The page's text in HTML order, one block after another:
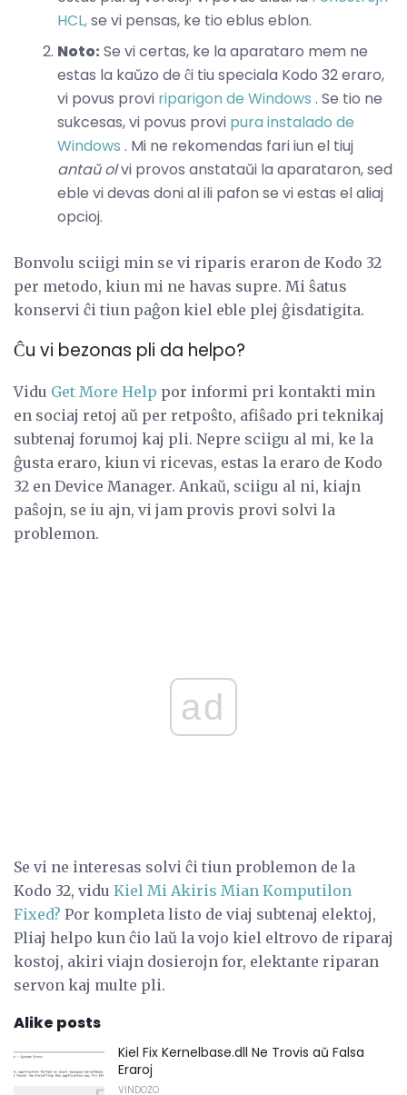
HCL,se vi pensas, ke tio eblus eblon.
Noto: Se vi certas, ke la aparataro mem ne
estas la kaŭzo de ĉi tiu speciala Kodo 32 eraro,
vi povus provi riparigon de Windows . Se tio ne
sukcesas, vi povus provi pura instalado de
Windows . Mi ne rekomendas fari iun el tiuj
antaŭ olvi provos anstataŭi la aparataron, sed
eble vi devas doni al ili pafon se vi estas el aliaj
opcioj.
Bonvolu sciigi min se vi riparis eraron de Kodo 32
per metodo, kiun mi ne havas supre. Mi ŝatus
konservi ĉi tiun paĝon kiel eble plej ĝisdatigita.
Ĉu vi bezonas pli da helpo?
Vidu Get More Help por informi pri kontakti min
en sociaj retoj aŭ per retpoŝto, afiŝado pri teknikaj
subtenaj forumoj kaj pli. Nepre sciigu al mi, ke la
ĝusta eraro, kiun vi ricevas, estas la eraro de Kodo
32 en Device Manager. Ankaŭ, sciigu al ni, kiajn
paŝojn, se iu ajn, vi jam provis provi solvi la
problemon.
ad
Se vi ne interesas solvi ĉi tiun problemon de la
Kodo 32, vidu Kiel Mi Akiris Mian Komputilon
Fixed? Por kompleta listo de viaj subtenaj elektoj,
Pliaj helpo kun ĉio laŭ la vojo kiel eltrovo de riparaj
kostoj, akiri viajn dosierojn for, elektante riparan
servon kaj multe pli.
Alike posts
Kiel Fix Kernelbase.dll Ne Trovis aŭ Falsa
Eraroj
VINDOZO